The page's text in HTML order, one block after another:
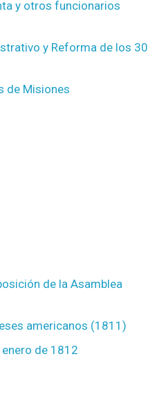
y otros funcionarios
y Reforma de los 30
de Misiones
de la Asamblea
americanos (1811)
de 1812